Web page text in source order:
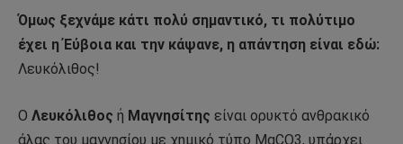
Όμως ξεχνάμε κάτι πολύ σημαντικό, τι πολύτιμο
έχει η Έύβοια και την κάψανε, η απάντηση είναι εδώ:
Λευκόλιθος!
Ο Λευκόλιθος ή Μαγνησίτης είναι ορυκτό ανθρακικό
άλας του μαγνησίου με χημικό τύπο MgCO3, υπάρχει